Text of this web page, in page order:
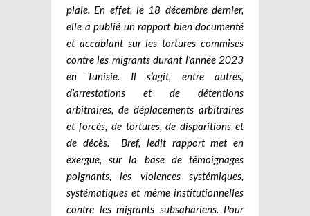
plaie. En effet, le 18 décembre dernier,
elle a publié un rapport bien documenté
et accablant sur les tortures commises
contre les migrants durant l’année 2023
en Tunisie. Il s’agit, entre autres,
d’arrestations et de détentions
arbitraires, de déplacements arbitraires
et forcés, de tortures, de disparitions et
de décès. Bref, ledit rapport met en
exergue, sur la base de témoignages
poignants, les violences systémiques,
systématiques et même institutionnelles
contre les migrants subsahariens. Pour